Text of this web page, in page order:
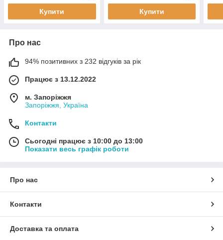
Купити Купити
Про нас
94% позитивних з 232 відгуків за рік
Працює з 13.12.2022
м. Запоріжжя
Запоріжжя, Україна
Контакти
Сьогодні працює з 10:00 до 13:00
Показати весь графік роботи
Про нас
Контакти
Доставка та оплата